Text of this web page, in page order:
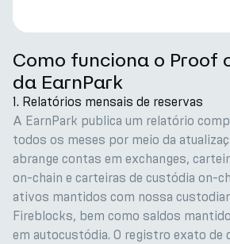
Como funciona o Proof
da EarnPark
1. Relatórios mensais de reservas
A EarnPark publica um relatório
todos os meses por meio da
abrange contas em exchanges,
on-chain e carteiras de custódia on-
ativos mantidos com nossa
Fireblocks, bem como saldos
em autocustódia. O registro exato de